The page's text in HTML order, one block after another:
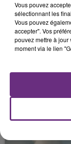
FIL D'ACTU
Vous pouvez
sélectionnant les
Vous pouvez
accepter". Vos
pouvez mettre à jour
moment via le lien